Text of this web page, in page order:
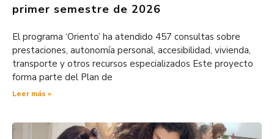
primer semestre de 2026
El programa ‘Oriento’ ha atendido 457 consultas sobre
prestaciones, autonomía personal, accesibilidad, vivienda,
transporte y otros recursos especializados Este proyecto
forma parte del Plan de
Leer más »